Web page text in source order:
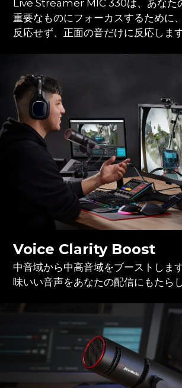
Live Streamer MIC 330は、あなた
重要なものにフォーカスするために
反応せず、正面の音だけに反応します
Voice Clarity Boost
中音域から中高音域をブーストしま
味いい音声をあなたの配信にもたら